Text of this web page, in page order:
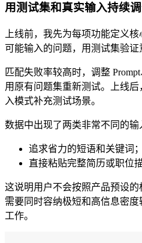
用测试集和真实输入持续
上线前，我先为每项功能定义
可能输入的问题，用测试集验证
匹配失败率较高时，调整
用原有问题集重新测试。上线
入模式补充测试场景。
数据中出现了两类非常不同的输
追求省力的短语和关键词；
直接粘贴完整简历或职位
这说明用户不会按照产品预设
需要同时容纳极短和高信息密
工作。